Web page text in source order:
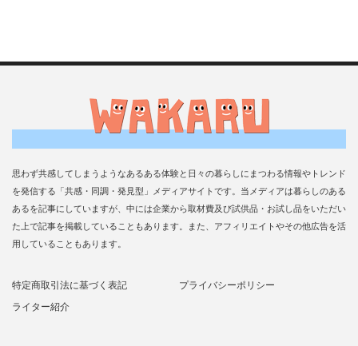
思わず共感してしまうようなあるある体験と日々の暮らしにまつわる情報やトレンド
を発信する「共感・同調・発見型」メディアサイトです。当メディアは暮らしのある
あるを記事にしていますが、中には企業から取材費及び試供品・お試し品をいただい
た上で記事を掲載していることもあります。また、アフィリエイトやその他広告を活
用していることもあります。
特定商取引法に基づく表記
プライバシーポリシー
ライター紹介